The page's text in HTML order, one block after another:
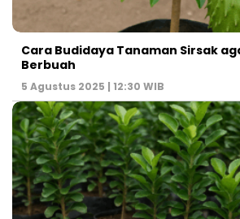
Cara Budidaya Tanaman Sirsak
Berbuah
5 Agustus 2025 | 12:30 WIB